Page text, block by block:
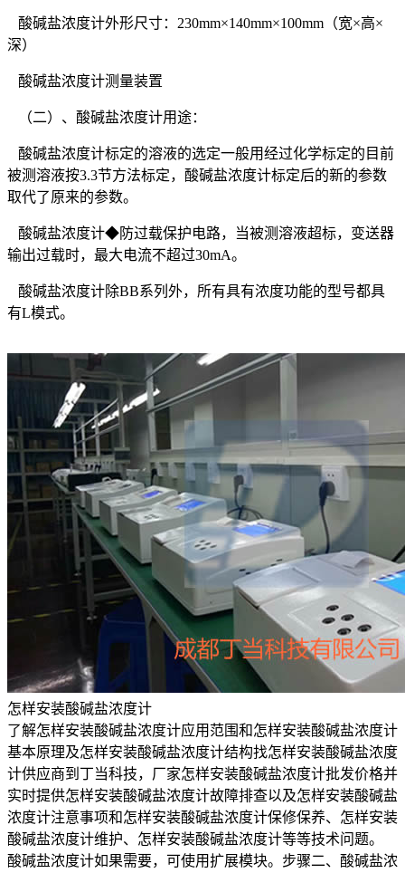
酸碱盐浓度计外形尺寸：230mm×140mm×100mm（宽×高×
深）
酸碱盐浓度计测量装置
（二）、酸碱盐浓度计用途：
酸碱盐浓度计标定的溶液的选定一般用经过化学标定的目前
被测溶液按3.3节方法标定，酸碱盐浓度计标定后的新的参数
取代了原来的参数。
酸碱盐浓度计◆防过载保护电路，当被测溶液超标，变送器
输出过载时，最大电流不超过30mA。
酸碱盐浓度计除BB系列外，所有具有浓度功能的型号都具
有L模式。
怎样安装酸碱盐浓度计
了解怎样安装酸碱盐浓度计应用范围和怎样安装酸碱盐浓度计
基本原理及怎样安装酸碱盐浓度计结构找怎样安装酸碱盐浓度
计供应商到丁当科技，厂家怎样安装酸碱盐浓度计批发价格并
实时提供怎样安装酸碱盐浓度计故障排查以及怎样安装酸碱盐
浓度计注意事项和怎样安装酸碱盐浓度计保修保养、怎样安装
酸碱盐浓度计维护、怎样安装酸碱盐浓度计等等技术问题。
酸碱盐浓度计如果需要，可使用扩展模块。步骤二、酸碱盐浓